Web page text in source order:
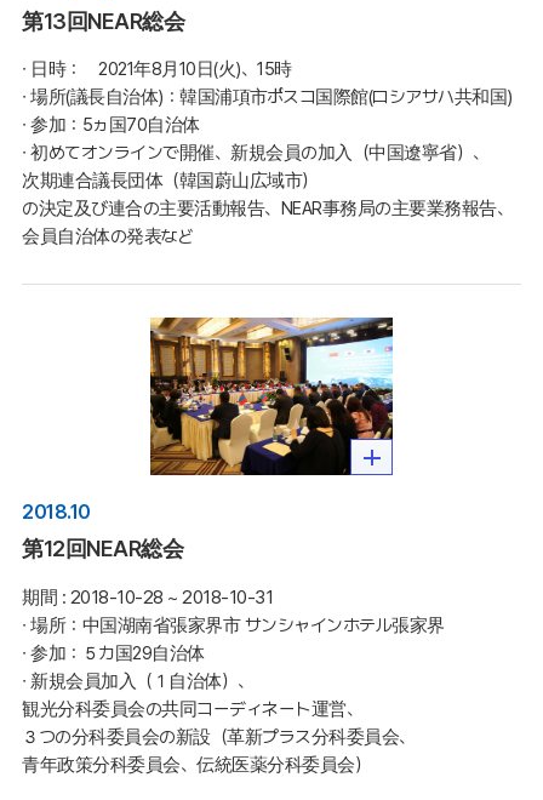
第13回NEAR総会
∙ 日時：　2021年8月10日(火)、15時
∙ 場所(議長自治体)：韓国浦項市ポスコ国際館(ロシアサハ共和国)
∙ 参加：5ヵ国70自治体
∙ 初めてオンラインで開催、新規会員の加入（中国遼寧省）、
次期連合議長団体（韓国蔚山広域市）
の決定及び連合の主要活動報告、NEAR事務局の主要業務報告、
会員自治体の発表など
2018.10
第12回NEAR総会
期間 : 2018-10-28 ~ 2018-10-31
∙ 場所：中国湖南省張家界市 サンシャインホテル張家界
∙ 参加：５カ国29自治体
∙ 新規会員加入（１自治体）、
観光分科委員会の共同コーディネート運営、
３つの分科委員会の新設（革新プラス分科委員会、
青年政策分科委員会、伝統医薬分科委員会）